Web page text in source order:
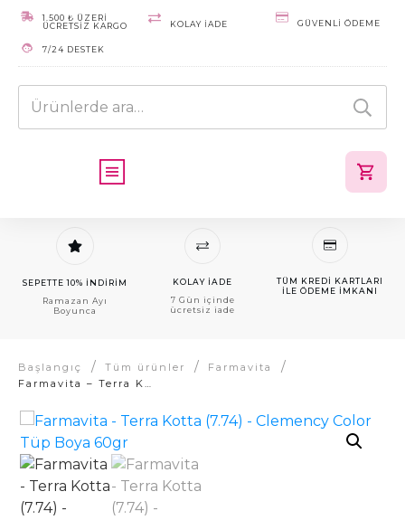
1.500 ₺ ÜZERİ
ÜCRETSİZ KARGO
KOLAY IADE GÜVENLI ÖDEME
7/24 DESTEK
Ara:
SEPETTE 10% İNDİRİM
Ramazan Ayı
Boyunca
KOLAY IADE
7 Gün içinde
ücretsiz iade
TÜM KREDI KARTLARI
ILE ÖDEME IMKANI
Başlangıç / Tüm ürünler / Farmavita /
Farmavita – Terra Kotta (7.74) – Clemency Color Tüp Boya 60gr